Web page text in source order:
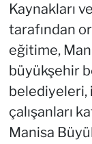
Kaynakları
tarafından
eğitime,
büyükşehir
belediyeleri,
çalışanları
Manisa